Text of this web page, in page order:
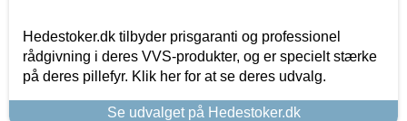
Hedestoker.dk tilbyder prisgaranti og professionel
rådgivning i deres VVS-produkter, og er specielt stærke
på deres pillefyr. Klik her for at se deres udvalg.
Se udvalget på Hedestoker.dk